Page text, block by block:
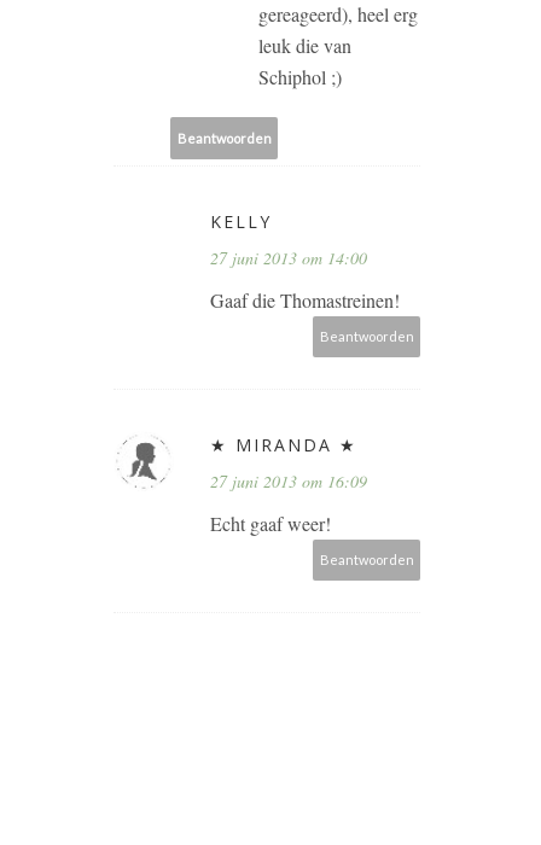
gereageerd), heel erg
leuk die van
Schiphol ;)
Beantwoorden
KELLY
27 juni 2013 om 14:00
Gaaf die Thomastreinen!
Beantwoorden
★ MIRANDA ★
27 juni 2013 om 16:09
Echt gaaf weer!
Beantwoorden